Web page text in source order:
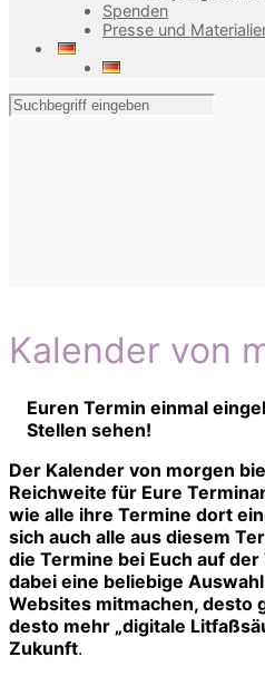
Spenden
Presse und
Kalender von
Euren Termin einmal
Stellen sehen!
Der Kalender von morgen
Reichweite für Eure
wie alle ihre Termine dort
sich auch alle aus diesem
die Termine bei Euch auf
dabei eine beliebige
Websites mitmachen, desto
desto mehr „digitale
Zukunft.